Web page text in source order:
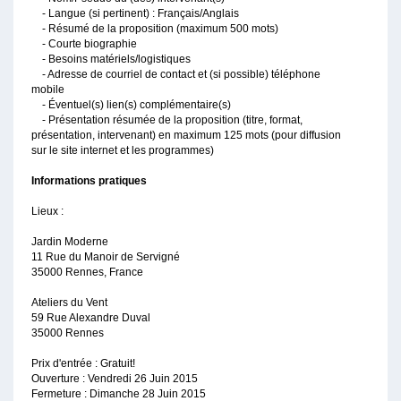
- Langue (si pertinent) : Français/Anglais
- Résumé de la proposition (maximum 500 mots)
- Courte biographie
- Besoins matériels/logistiques
- Adresse de courriel de contact et (si possible) téléphone
mobile
- Éventuel(s) lien(s) complémentaire(s)
- Présentation résumée de la proposition (titre, format,
présentation, intervenant) en maximum 125 mots (pour diffusion
sur le site internet et les programmes)
Informations pratiques
Lieux :
Jardin Moderne
11 Rue du Manoir de Servigné
35000 Rennes, France
Ateliers du Vent
59 Rue Alexandre Duval
35000 Rennes
Prix d'entrée : Gratuit!
Ouverture : Vendredi 26 Juin 2015
Fermeture : Dimanche 28 Juin 2015